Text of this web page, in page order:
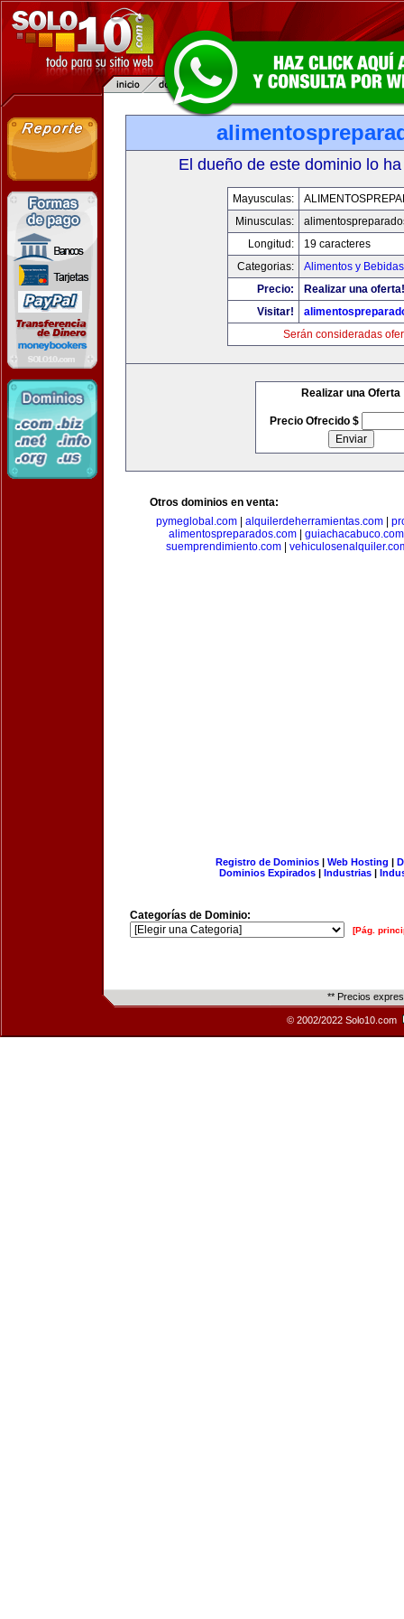
El dueño de este dominio lo
Mayusculas:
Minusculas:
Longitud:
19 caracteres
Categorias:
Alimentos y Bebidas
Precio:
Realizar una oferta!
Visitar!
Serán consideradas
Realizar una Oferta
Precio Ofrecido $
Otros dominios en venta:
pymeglobal.com| alquilerdeherramientas.com|
alimentospreparados.com| guiachacabuco.com
suemprendimiento.com|
Registro de Dominios| Web Hosting |
Dominios Expirados | Industrias |
Categorías de Dominio:
[Pág.
** Precios
© 2002/2022 Solo10.com